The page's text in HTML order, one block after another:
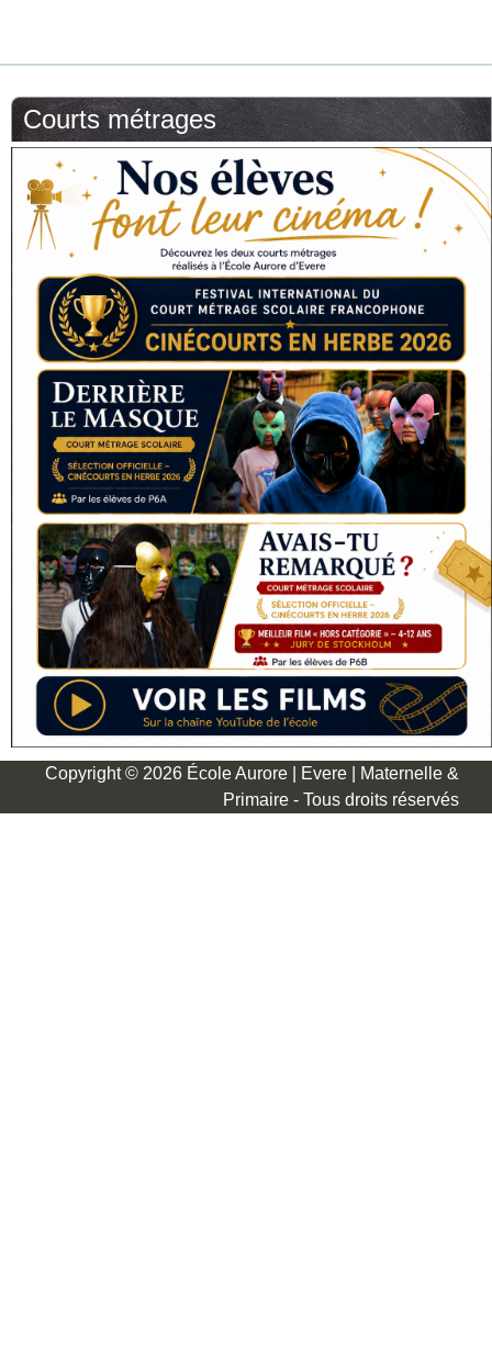
Courts métrages
Copyright © 2026 École Aurore | Evere | Maternelle &
Primaire - Tous droits réservés